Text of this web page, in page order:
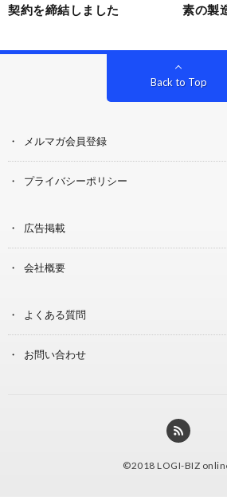
契約を締結しました
素の製
Back to Top
メルマガ会員登録
プライバシーポリシー
広告掲載
会社概要
よくある質問
お問い合わせ
©2018 LOGI-BIZ